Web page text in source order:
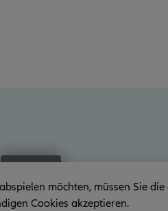
möchten, müssen Sie
Cookies akzeptieren.